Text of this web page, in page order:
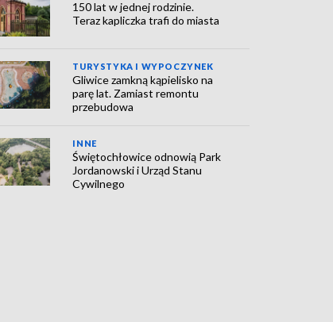
150 lat w jednej rodzinie.
Teraz kapliczka trafi do miasta
TURYSTYKA I WYPOCZYNEK
Gliwice zamkną kąpielisko na
parę lat. Zamiast remontu
przebudowa
INNE
Świętochłowice odnowią Park
Jordanowski i Urząd Stanu
Cywilnego